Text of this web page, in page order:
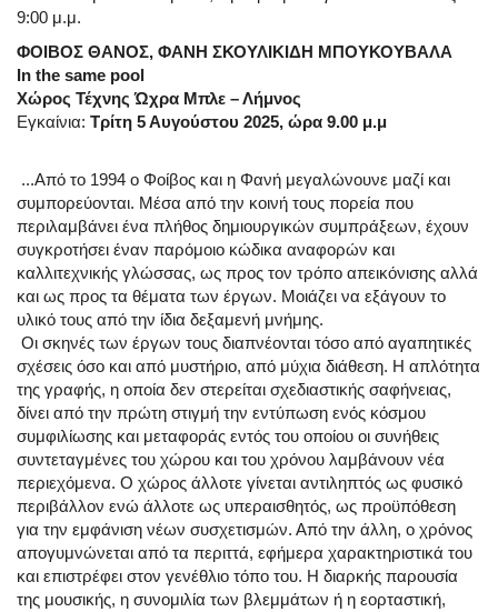
9:00 μ.μ.
ΦΟΙΒΟΣ ΘΑΝΟΣ, ΦΑΝΗ ΣΚΟΥΛΙΚΙΔΗ ΜΠΟΥΚΟΥΒΑΛΑ
In the same pool
Χώρος Τέχνης Ώχρα Μπλε – Λήμνος
Εγκαίνια: Τρίτη 5 Αυγούστου 2025, ώρα 9.00 μ.μ
...Από το 1994 ο Φοίβος και η Φανή μεγαλώνουνε μαζί και
συμπορεύονται. Μέσα από την κοινή τους πορεία που
περιλαμβάνει ένα πλήθος δημιουργικών συμπράξεων, έχουν
συγκροτήσει έναν παρόμοιο κώδικα αναφορών και
καλλιτεχνικής γλώσσας, ως προς τον τρόπο απεικόνισης αλλά
και ως προς τα θέματα των έργων. Μοιάζει να εξάγουν το
υλικό τους από την ίδια δεξαμενή μνήμης.
Οι σκηνές των έργων τους διαπνέονται τόσο από αγαπητικές
σχέσεις όσο και από μυστήριο, από μύχια διάθεση. Η απλότητα
της γραφής, η οποία δεν στερείται σχεδιαστικής σαφήνειας,
δίνει από την πρώτη στιγμή την εντύπωση ενός κόσμου
συμφιλίωσης και μεταφοράς εντός του οποίου οι συνήθεις
συντεταγμένες του χώρου και του χρόνου λαμβάνουν νέα
περιεχόμενα. Ο χώρος άλλοτε γίνεται αντιληπτός ως φυσικό
περιβάλλον ενώ άλλοτε ως υπεραισθητός, ως προϋπόθεση
για την εμφάνιση νέων συσχετισμών. Από την άλλη, ο χρόνος
απογυμνώνεται από τα περιττά, εφήμερα χαρακτηριστικά του
και επιστρέφει στον γενέθλιο τόπο του. Η διαρκής παρουσία
της μουσικής, η συνομιλία των βλεμμάτων ή η εορταστική,